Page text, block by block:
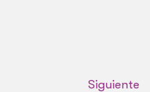
Siguiente